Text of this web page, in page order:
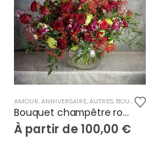
AMOUR, ANNIVERSAIRE, AUTRES, BOUQUETS CHAMPÊTRES
Bouquet champêtre rouge
À partir de100,00 €